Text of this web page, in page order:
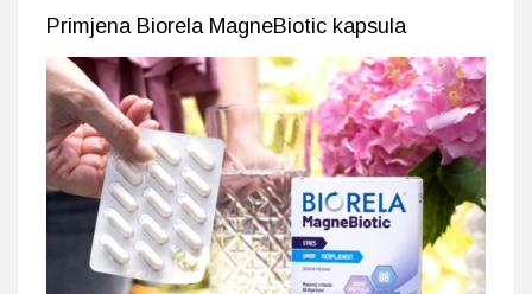
Primjena Biorela MagneBiotic kapsula